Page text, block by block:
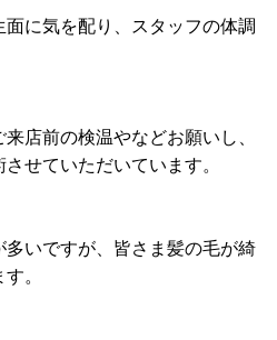
に気を配り、スタッフの体調
店前の検温やなどお願いし、
せていただいています。
多いですが、皆さま髪の毛が綺
。